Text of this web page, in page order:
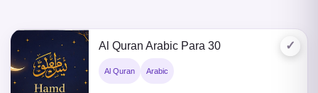
✓
Al Quran Arabic Para 30
Al Quran Arabic